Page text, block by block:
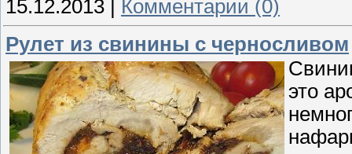
15.12.2013
Комментарии (0)
Рулет из свинины с черносливом
это